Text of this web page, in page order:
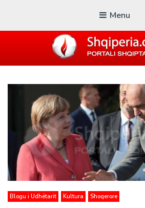
Menu
Blogu i ShqiperiaCom
Blogu i Udhëtarit Kultura Shoqerore